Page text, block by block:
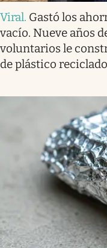
Viral. Gastó los
vacío. Nueve años
voluntarios le
de plástico reciclado